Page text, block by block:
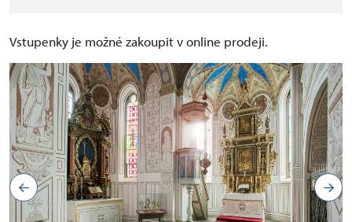
Vstupenky je možné zakoupit v online prodeji.